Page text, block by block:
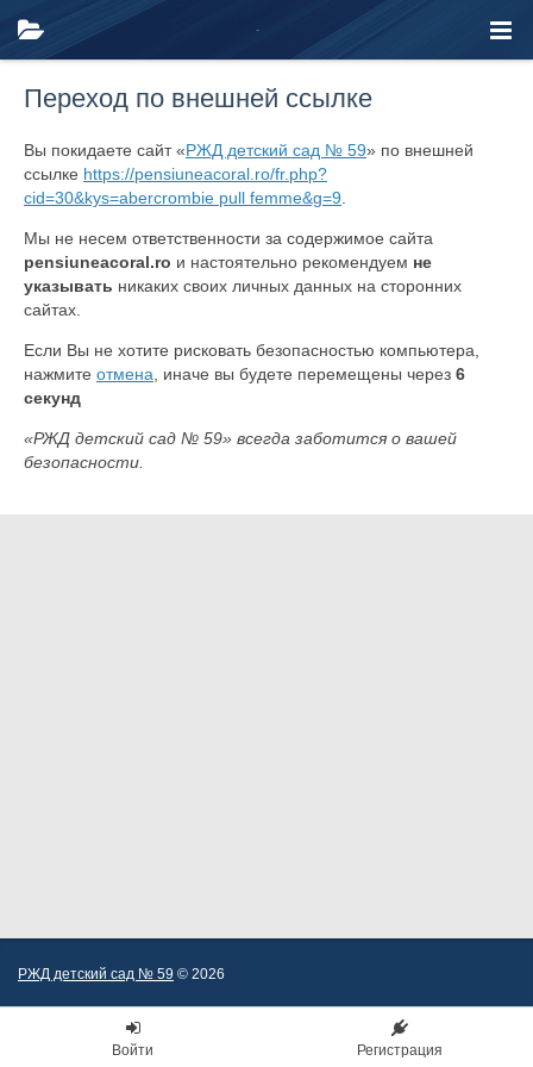
Переход по внешней ссылке
Вы покидаете сайт «РЖД детский сад № 59» по внешней
ссылке https://pensiuneacoral.ro/fr.php?
cid=30&kys=abercrombie pull femme&g=9
Мы не несем ответственности за содержимое сайта
pensiuneacoral.ro и настоятельно рекомендуем не
указывать никаких своих личных данных на сторонних
сайтах.
Если Вы не хотите рисковать безопасностью компьютера,
нажмите отмена , иначе вы будете перемещены через 6
секунд
«РЖД детский сад № 59» всегда заботится о вашей
безопасности.
РЖД детский сад № 59 © 2026
Войти Регистрация